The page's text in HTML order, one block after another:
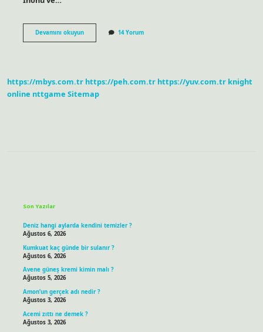
Devamını okuyunAtatürkten
Önce
14 Yorum
https://mbys.com.tr https://peh.com.tr https://yuv.com.tr knight
online nttgame Sitemap
Son Yazılar
Deniz hangi aylarda kendini temizler ?
Ağustos 6, 2026
Kumkuat kaç günde bir sulanır ?
Ağustos 6, 2026
Avene güneş kremi kimin malı ?
Ağustos 5, 2026
Amon’un gerçek adı nedir ?
Ağustos 3, 2026
Acemi zıttı ne demek ?
Ağustos 3, 2026